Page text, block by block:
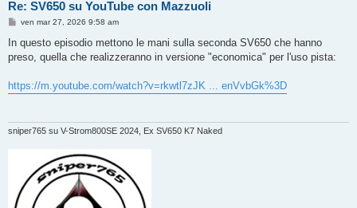
Re: SV650 su YouTube con Mazzuoli
M
s
a
i
ven mar 27, 2026 9:58 am
In questo episodio mettono le mani sulla seconda SV650 che hanno
preso, quella che realizzeranno in versione "economica" per l'uso pista:
https://m.youtube.com/watch?v=rkwtl7zJK ... enVvbGk%3D
sniper765 su V-Strom800SE 2024, Ex SV650 K7 Naked